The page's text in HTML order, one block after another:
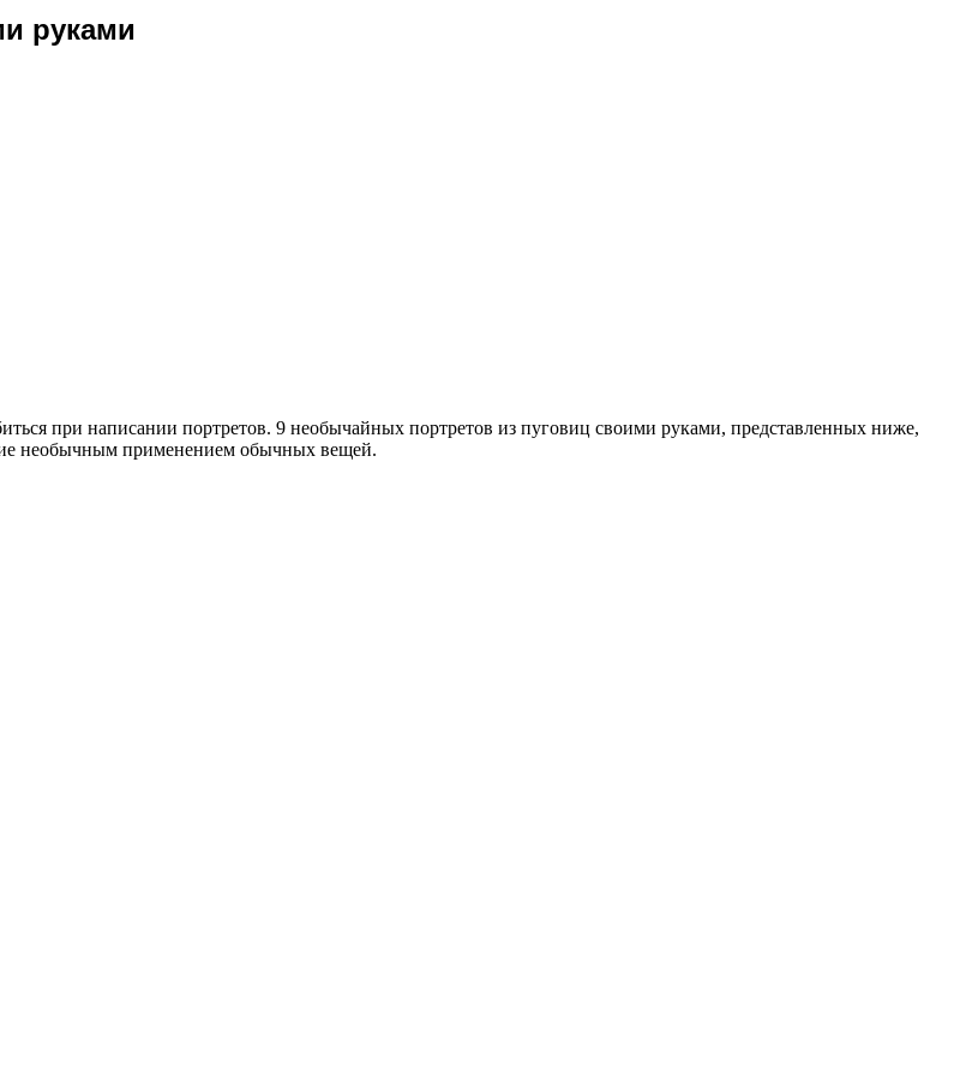
руками
при написании портретов. 9 необычайных портретов из пуговиц своими руками, представленных ниже,
необычным применением обычных вещей.